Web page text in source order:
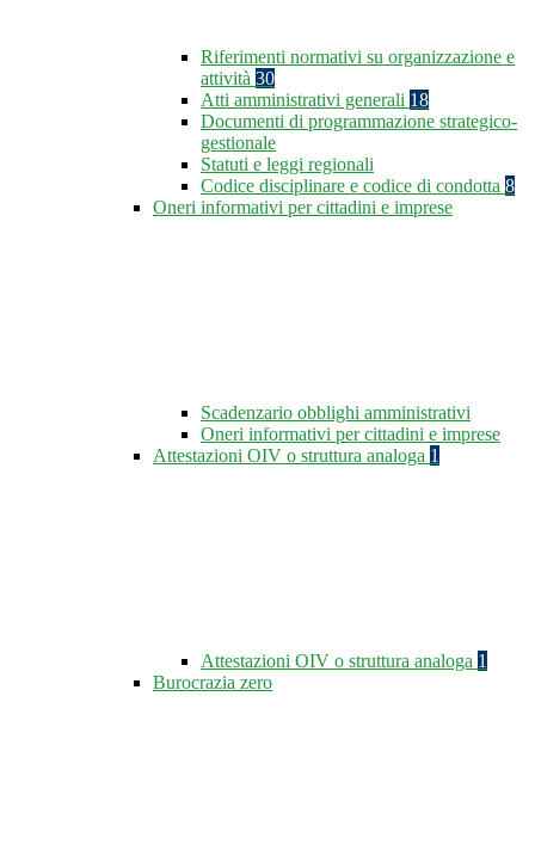
Riferimenti normativi su organizzazione e
attività 30
Atti amministrativi generali 18
Documenti di programmazione strategico-
gestionale
Statuti e leggi regionali
Codice disciplinare e codice di condotta 8
Oneri informativi per cittadini e imprese
Scadenzario obblighi amministrativi
Oneri informativi per cittadini e imprese
Attestazioni OIV o struttura analoga 1
Attestazioni OIV o struttura analoga 1
Burocrazia zero